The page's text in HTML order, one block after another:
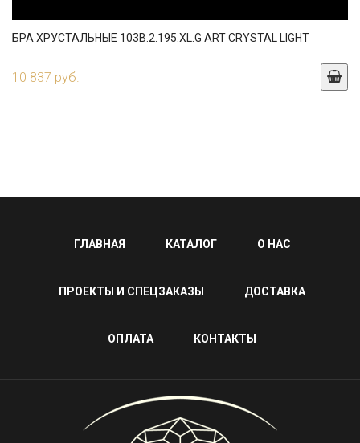
БРА ХРУСТАЛЬНЫЕ 103B.2.195.XL.G ART CRYSTAL LIGHT
10 837 руб.
ГЛАВНАЯ КАТАЛОГ О НАС
ПРОЕКТЫ И СПЕЦЗАКАЗЫ ДОСТАВКА
ОПЛАТА КОНТАКТЫ